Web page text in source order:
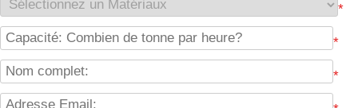
*
*
*